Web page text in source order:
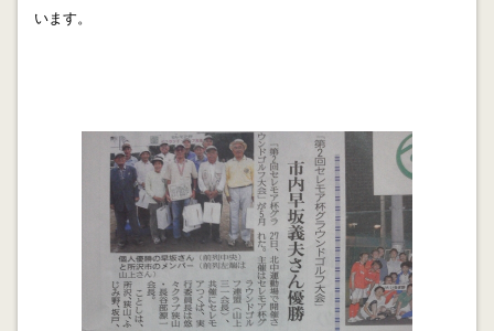
金融円滑化法最終年度 出口戦略にサービサーの活用を
自筆証書遺言は家庭裁判所で検認します。「刑事ドラマ
でも遺言書は家裁で開封してほしい」
2012.08.20
います。